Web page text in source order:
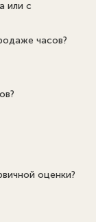
или с
часов?
оценки?